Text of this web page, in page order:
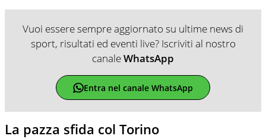
Vuoi essere sempre aggiornato su ultime news di
sport, risultati ed eventi live? Iscriviti al nostro
canaleWhatsApp
Entra nel canale WhatsApp
La pazza sfida col Torino